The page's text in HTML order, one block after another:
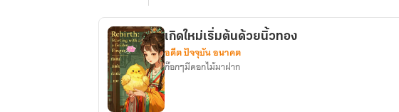
เกิดใหม่เริ่มต้นด้วยนิ้วทอง
อดีต ปัจจุบัน อนาคต
ก๊อกๆมีดอกไม้มาฝาก